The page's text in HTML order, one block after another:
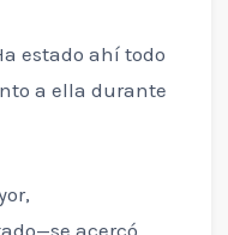
estado ahí todo
a ella durante